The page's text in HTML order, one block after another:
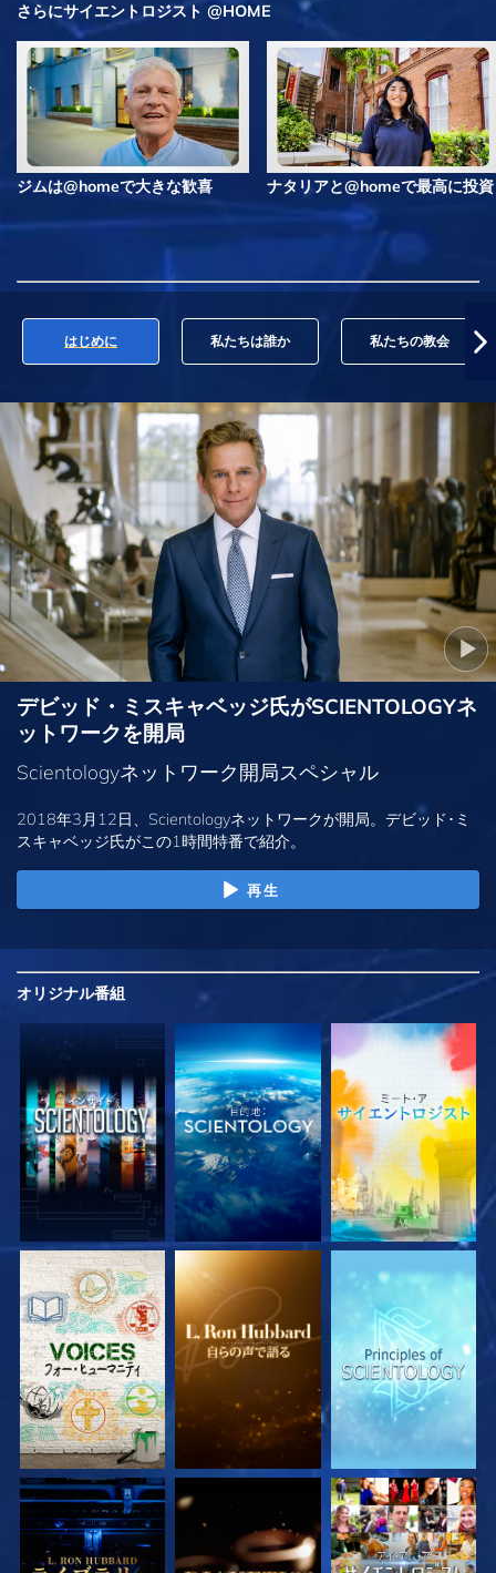
さらにサイエントロジスト @HOME
ジムは@homeで大きな歓喜 ナタリアと@homeで最高に投資
はじめに 私たちは誰か 私たちの教会
デビッド・ミスキャベッジ氏がSCIENTOLOGYネ
ットワークを開局
Scientologyネットワーク開局スペシャル
2018年3月12日、Scientologyネットワークが開局。デビッド･ミ
スキャベッジ氏がこの1時間特番で紹介。
再生
オリジナル番組
シリーズを探求 シリーズを探求 シリーズを探求
シリーズを探求 シリーズを探求 観る